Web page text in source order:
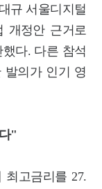
규 서울디지털
개정안 근거로
다. 다른 참석
발의가 인기 영
"
최고금리를 27.